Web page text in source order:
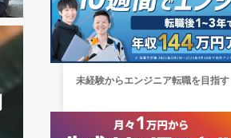
未経験からエンジニア転職を目指